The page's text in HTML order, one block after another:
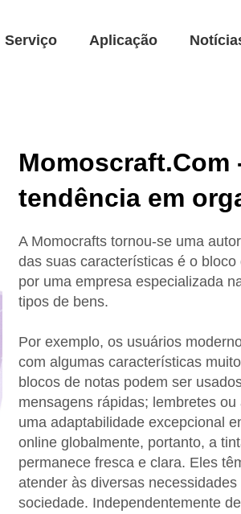
Serviço Aplicação
Momoscraft.Com
tendência em
A Momocrafts tornou-se uma
das suas características é o
por uma empresa especializada
tipos de bens.
Por exemplo, os usuários
com algumas características
blocos de notas podem ser
mensagens rápidas; lembretes
uma adaptabilidade excepcional
online globalmente, portanto, a
permanece fresca e clara. Eles
atender às diversas
sociedade. Independentemente